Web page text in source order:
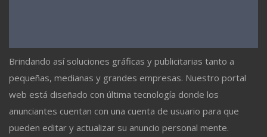
Brindando así soluciones gráficas y publicitarias tanto a
pequeñas, medianas y grandes empresas. Nuestro portal
web está diseñado con última tecnología donde los
anunciantes cuentan con una cuenta de usuario para que
pueden editar y actualizar su anuncio personal mente.